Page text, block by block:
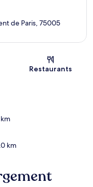
de Paris, 75005
Restaurants
km